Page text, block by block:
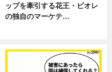
ップを牽引する花王・ビオレ
の独自のマーケテ…